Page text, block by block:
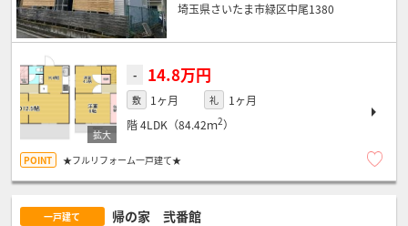
埼玉県さいたま市緑区中尾1380
- 14.8万円
敷 1ヶ月 礼
1ヶ月
階4LDK（84.42ｍ2）
★フルリフォーム一戸建て★
一戸建て 帰の家 弐番館